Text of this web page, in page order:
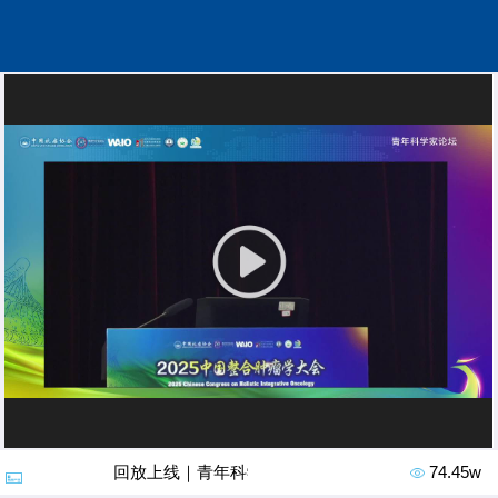
回放上线｜青年科学家论坛 74.45w